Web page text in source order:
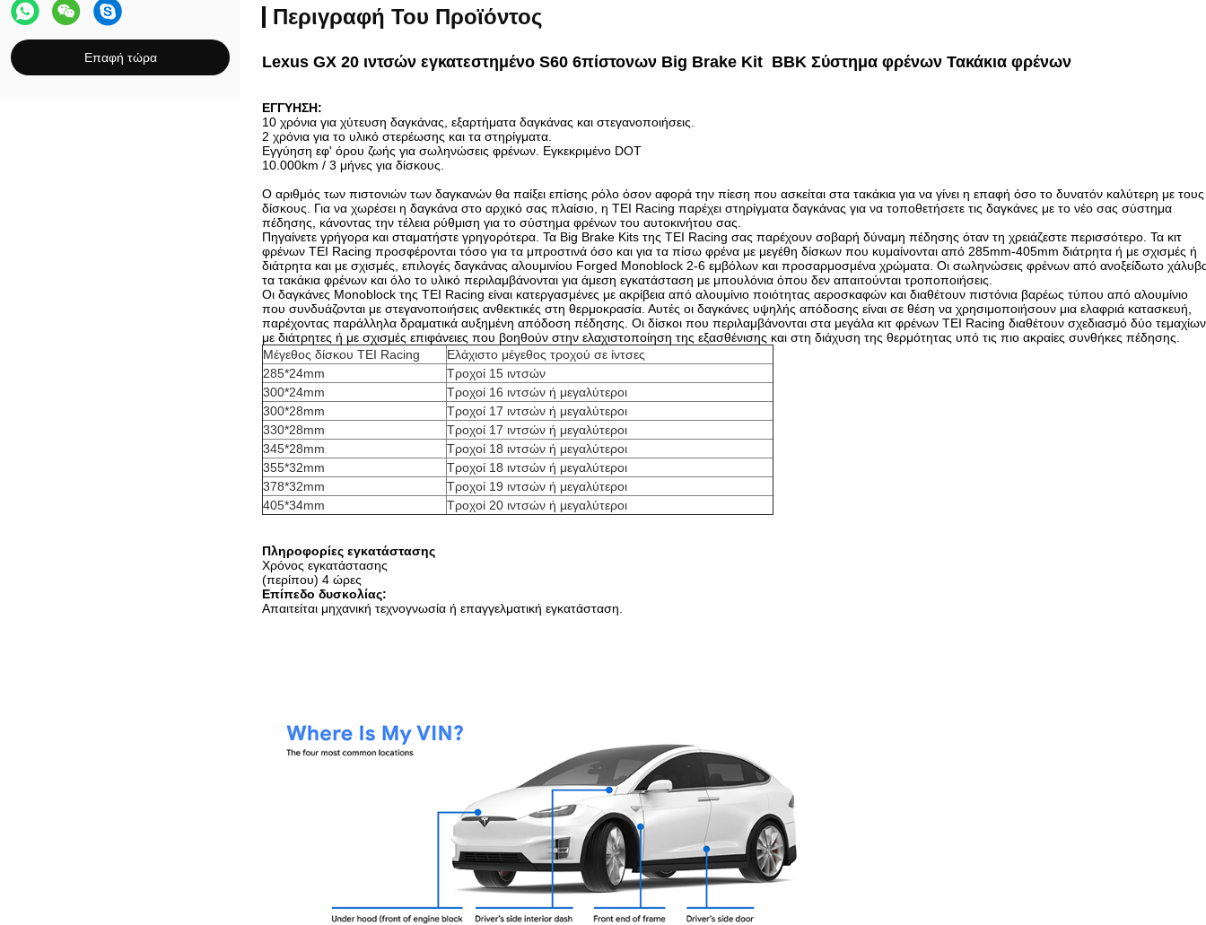
Επαφή τώρα
Περιγραφή Του Προϊόντος
Lexus GX 20 ιντσών εγκατεστημένο S60 6πίστονων Big Brake Kit BBK Σύστημα φρένων Τακάκια φρένων
ΕΓΓΥΗΣΗ:
10 χρόνια για χύτευση δαγκάνας, εξαρτήματα δαγκάνας και στεγανοποιήσεις.
2 χρόνια για το υλικό στερέωσης και τα στηρίγματα.
Εγγύηση εφ' όρου ζωής για σωληνώσεις φρένων. Εγκεκριμένο DOT
10.000km / 3 μήνες για δίσκους.
Ο αριθμός των πιστονιών των δαγκανών θα παίξει επίσης ρόλο όσον αφορά την πίεση που ασκείται στα τακάκια για να γίνει η επαφή όσο το δυνατόν καλύτερη με τους
δίσκους. Για να χωρέσει η δαγκάνα στο αρχικό σας πλαίσιο, η TEI Racing παρέχει στηρίγματα δαγκάνας για να τοποθετήσετε τις δαγκάνες με το νέο σας σύστημα
πέδησης, κάνοντας την τέλεια ρύθμιση για το σύστημα φρένων του αυτοκινήτου σας.
Πηγαίνετε γρήγορα και σταματήστε γρηγορότερα. Τα Big Brake Kits της TEI Racing σας παρέχουν σοβαρή δύναμη πέδησης όταν τη χρειάζεστε περισσότερο. Τα κιτ
φρένων TEI Racing προσφέρονται τόσο για τα μπροστινά όσο και για τα πίσω φρένα με μεγέθη δίσκων που κυμαίνονται από 285mm-405mm διάτρητα ή με σχισμές ή
διάτρητα και με σχισμές, επιλογές δαγκάνας αλουμινίου Forged Monoblock 2-6 εμβόλων και προσαρμοσμένα χρώματα. Οι σωληνώσεις φρένων από ανοξείδωτο
τα τακάκια φρένων και όλο το υλικό περιλαμβάνονται για άμεση εγκατάσταση με μπουλόνια όπου δεν απαιτούνται τροποποιήσεις.
Οι δαγκάνες Monoblock της TEI Racing είναι κατεργασμένες με ακρίβεια από αλουμίνιο ποιότητας αεροσκαφών και διαθέτουν πιστόνια βαρέως τύπου από αλουμίνιο
που συνδυάζονται με στεγανοποιήσεις ανθεκτικές στη θερμοκρασία. Αυτές οι δαγκάνες υψηλής απόδοσης είναι σε θέση να χρησιμοποιήσουν μια ελαφριά κατασκευή,
παρέχοντας παράλληλα δραματικά αυξημένη απόδοση πέδησης. Οι δίσκοι που περιλαμβάνονται στα μεγάλα κιτ φρένων TEI Racing διαθέτουν σχεδιασμό δύο τεμαχίων
με διάτρητες ή με σχισμές επιφάνειες που βοηθούν στην ελαχιστοποίηση της εξασθένισης και στη διάχυση της θερμότητας υπό τις πιο ακραίες συνθήκες πέδησης.
Μέγεθος δίσκου TEI Racing
Ελάχιστο μέγεθος τροχού σε ίντσες
285*24mm
Τροχοί 15 ιντσών
300*24mm
Τροχοί 16 ιντσών ή μεγαλύτεροι
300*28mm
Τροχοί 17 ιντσών ή μεγαλύτεροι
330*28mm
Τροχοί 17 ιντσών ή μεγαλύτεροι
345*28mm
Τροχοί 18 ιντσών ή μεγαλύτεροι
355*32mm
Τροχοί 18 ιντσών ή μεγαλύτεροι
378*32mm
Τροχοί 19 ιντσών ή μεγαλύτεροι
405*34mm
Τροχοί 20 ιντσών ή μεγαλύτεροι
Πληροφορίες εγκατάστασης
Χρόνος εγκατάστασης
(περίπου) 4 ώρες
Επίπεδο δυσκολίας:
Απαιτείται μηχανική τεχνογνωσία ή επαγγελματική εγκατάσταση.